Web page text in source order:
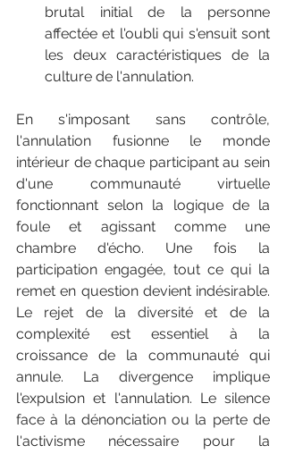
brutal initial de la personne
affectée et l'oubli qui s'ensuit sont
les deux caractéristiques de la
culture de l'annulation.
En s'imposant sans contrôle,
l'annulation fusionne le monde
intérieur de chaque participant au sein
d'une communauté virtuelle
fonctionnant selon la logique de la
foule et agissant comme une
chambre d'écho. Une fois la
participation engagée, tout ce qui la
remet en question devient indésirable.
Le rejet de la diversité et de la
complexité est essentiel à la
croissance de la communauté qui
annule. La divergence implique
l'expulsion et l'annulation. Le silence
face à la dénonciation ou la perte de
l'activisme nécessaire pour la